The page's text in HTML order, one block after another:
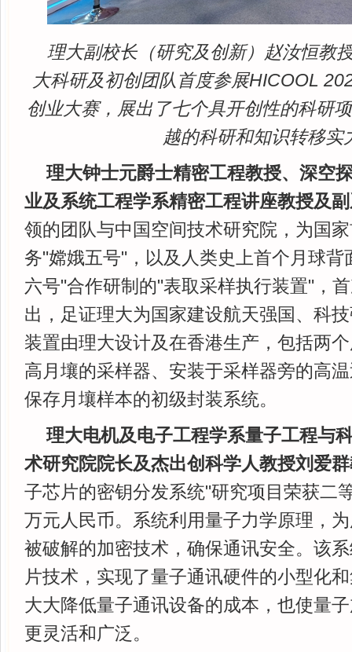
理大副校长（研究及创新）赵汝恒教
大科研及初创团队首度参展HICOOL
创业大赛，展出了七个具开创性的科研
越的科研和知识转移实
理大钟士元爵士精密工程教授、深空
业及系统工程学系精密工程讲座教授及
领的团队与中国空间技术研究院，为国
务"嫦娥五号"，以及人类史上首个月球背
六号"合作研制的"表取采样执行装置"，
出，足证理大为国家建设航天强国、科
装置由理大设计及在香港生产，包括两
高月壤的采样器、安装于采样器旁的高
保存月壤样本的初级封装系统。
理大电机及电子工程学系量子工程与
术研究院院长及杰出创科学人教授刘爱
子芯片的密钥分发系统"研究项目荣获二
万元人民币。系统利用量子力学原理，
被破解的加密技术，确保通讯安全。该
片技术，实现了量子通讯硬件的小型化
大大降低量子通讯设备的成本，也使量
更灵活和广泛。